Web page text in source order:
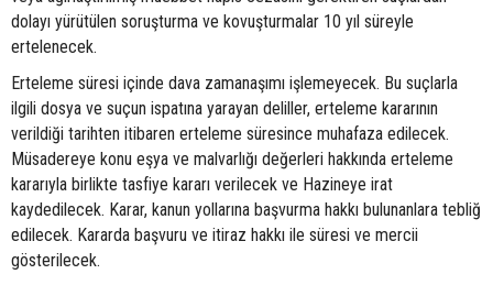
dolayı yürütülen soruşturma ve kovuşturmalar 10 yıl süreyle
ertelenecek.
Erteleme süresi içinde dava zamanaşımı işlemeyecek. Bu suçlarla
ilgili dosya ve suçun ispatına yarayan deliller, erteleme kararının
verildiği tarihten itibaren erteleme süresince muhafaza edilecek.
Müsadereye konu eşya ve malvarlığı değerleri hakkında erteleme
kararıyla birlikte tasfiye kararı verilecek ve Hazineye irat
kaydedilecek. Karar, kanun yollarına başvurma hakkı bulunanlara tebliğ
edilecek. Kararda başvuru ve itiraz hakkı ile süresi ve mercii
gösterilecek.